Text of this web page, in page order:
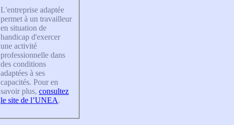
L'entreprise adaptée
permet à un travailleur
en situation de
handicap d'exercer
une activité
professionnelle dans
des conditions
adaptées à ses
capacités. Pour en
savoir plus, consultez
le site de l’UNEA.